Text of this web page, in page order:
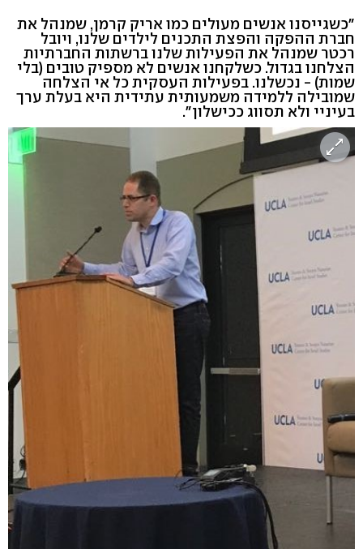
"כשגייסנו אנשים מעולים כמו אריק קרמן, שמנהל את
חברת ההפקה והפצת התכנים לילדים שלנו, ויובל
רכטר שמנהל את הפעילות שלנו ברשתות החברתיות
הצלחנו בגדול. כשלקחנו אנשים לא מספיק טובים (בלי
שמות) - נכשלנו. בפעילות העסקית כל אי הצלחה
שמובילה ללמידה משמעותית עתידית היא בעלת ערך
בעיניי ולא תסווג ככישלון".